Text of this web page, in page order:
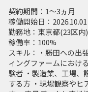
契約期間：1～3ヵ月
稼働開始日：2026.10.01
勤務地：東京都(23区内)
稼働率：100%
スキル：・勝田への出
ィングファームにおけ
験者 ・製造業、工場、
する方 ・現場観察やヒ